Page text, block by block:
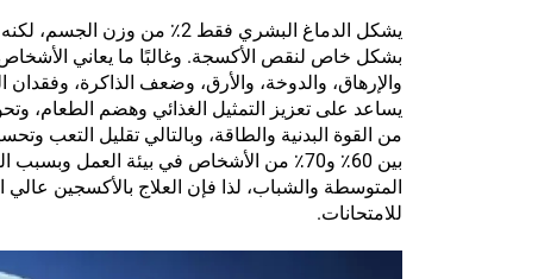
بشكل خاص لنقص الأكسجة. وغالبًا ما يعاني
والإرهاق، والدوخة، والأرق، وضعف الذاكرة،
يساعد على تعزيز التمثيل الغذائي وهضم الطعام،
من القوة البدنية والطاقة، وبالتالي تقليل التعب
بين 60٪ و70٪ من الأشخاص في بيئة العمل
المتوسطة والشباب، لذا فإن العلاج بالأكسجين
للامتحانات.